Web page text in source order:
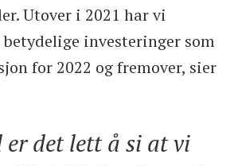
Utover i 2021 har vi
investeringer som
for 2022 og fremover, sier
det lett å si at vi